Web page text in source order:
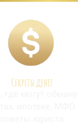
Секреты денег